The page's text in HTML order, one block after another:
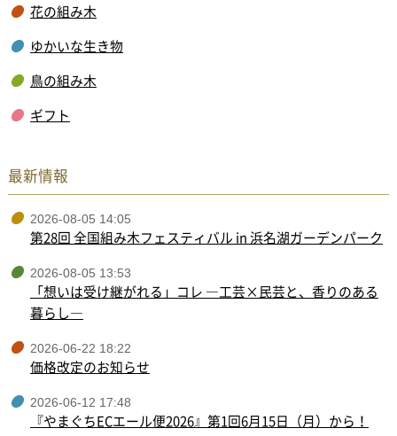
花の組み木
ゆかいな生き物
鳥の組み木
ギフト
最新情報
2026-08-05 14:05
第28回 全国組み木フェスティバル in 浜名湖ガーデンパーク
2026-08-05 13:53
「想いは受け継がれる」コレ ―工芸×民芸と、香りのある
暮らし―
2026-06-22 18:22
価格改定のお知らせ
2026-06-12 17:48
『やまぐちECエール便2026』第1回6月15日（月）から！